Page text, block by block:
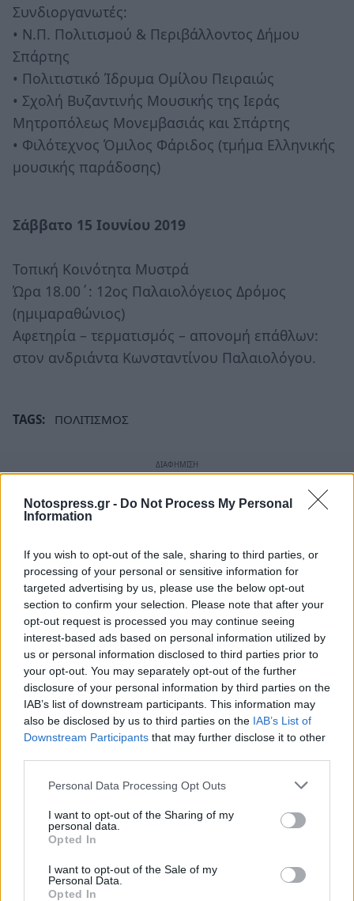
Notospress.gr - Do Not Process My Personal
Information
If you wish to opt-out of the sale, sharing to third parties, or
processing of your personal or sensitive information for
targeted advertising by us, please use the below opt-out
section to confirm your selection. Please note that after your
opt-out request is processed you may continue seeing
interest-based ads based on personal information utilized by
us or personal information disclosed to third parties prior to
your opt-out. You may separately opt-out of the further
disclosure of your personal information by third parties on the
IAB’s list of downstream participants. This information may
also be disclosed by us to third parties on the IAB’s List of
Downstream Participants that may further disclose it to other
Personal Data Processing Opt Outs
I want to opt-out of the Sharing of my
personal data.
Opted In
I want to opt-out of the Sale of my
Personal Data.
Opted In
Συνδιοργανωτές:
• Ν.Π. Πολιτισμού & Περιβάλλοντος Δήμου
Σπάρτης
• Πολιτιστικό Ίδρυμα Ομίλου Πειραιώς
• Σχολή Βυζαντινής Μουσικής της Ιεράς
Μητροπόλεως Μονεμβασιάς και Σπάρτης
• Φιλότεχνος Όμιλος Φάριδος (τμήμα Ελληνικής
μουσικής παράδοσης)
Σάββατο 15 Ιουνίου 2019
Τοπική Κοινότητα Μυστρά
Ώρα 18.00΄: 12ος Παλαιολόγειος Δρόμος
(ημιμαραθώνιος)
Αφετηρία – τερματισμός – απονομή επάθλων:
στον ανδριάντα Κωνσταντίνου Παλαιολόγου.
TAGS: ΠΟΛΙΤΙΣΜΟΣ